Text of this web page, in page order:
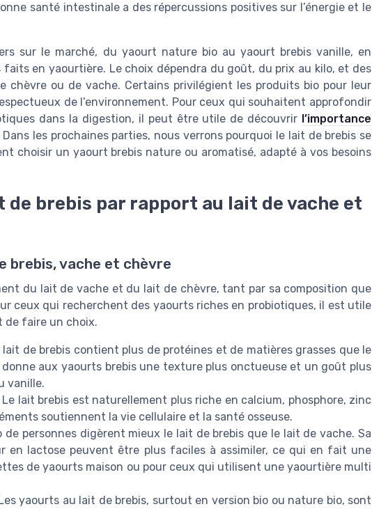
santé intestinale a des répercussions positives sur l’énergie et le
sur le marché, du yaourt nature bio au yaourt brebis vanille, en
en yaourtière. Le choix dépendra du goût, du prix au kilo, et des
chèvre ou de vache. Certains privilégient les produits bio pour leur
de l’environnement. Pour ceux qui souhaitent approfondir
dans la digestion, il peut être utile de découvrir l’importance
Dans les prochaines parties, nous verrons pourquoi le lait de brebis se
choisir un yaourt brebis nature ou aromatisé, adapté à vos besoins
brebis par rapport au lait de vache et
brebis, vache et chèvre
du lait de vache et du lait de chèvre, tant par sa composition que
ceux qui recherchent des yaourts riches en probiotiques, il est utile
de faire un choix.
lait de brebis contient plus de protéines et de matières grasses que le
aux yaourts brebis une texture plus onctueuse et un goût plus
vanille.
lait brebis est naturellement plus riche en calcium, phosphore, zinc
soutiennent la vie cellulaire et la santé osseuse.
de personnes digèrent mieux le lait de brebis que le lait de vache. Sa
en lactose peuvent être plus faciles à assimiler, ce qui en fait une
de yaourts maison ou pour ceux qui utilisent une yaourtière multi
yaourts au lait de brebis, surtout en version bio ou nature bio, sont